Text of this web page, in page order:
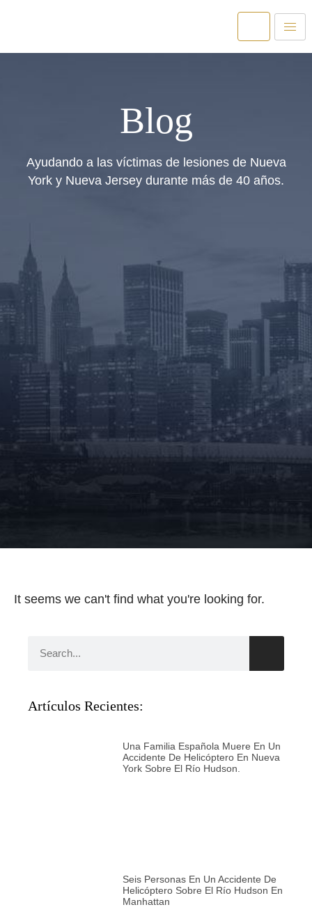
Blog
Ayudando a las víctimas de lesiones de Nueva
York y Nueva Jersey durante más de 40 años.
It seems we can't find what you're looking for.
Artículos Recientes:
Una Familia Española Muere En Un
Accidente De Helicóptero En Nueva
York Sobre El Río Hudson.
Seis Personas En Un Accidente De
Helicóptero Sobre El Río Hudson En
Manhattan